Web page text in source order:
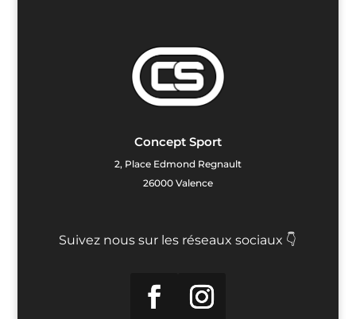
Concept Sport
2, Place Edmond Regnault
26000 Valence
Suivez nous sur les réseaux sociaux 👇